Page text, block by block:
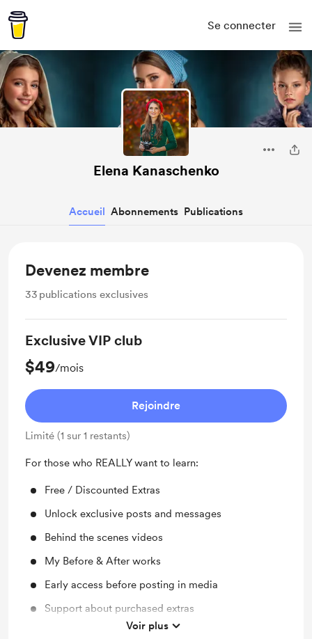
Se connecter
Elena Kanaschenko
Accueil Abonnements Publications
Devenez membre
33 publications exclusives
Exclusive VIP club
$49/mois
Rejoindre
Limité (1 sur 1 restants)
For those who REALLY want to learn:
Free / Discounted Extras
Unlock exclusive posts and messages
Behind the scenes videos
My Before & After works
Early access before posting in media
Support about purchased extras
Support me on a monthly basis
Voir plus